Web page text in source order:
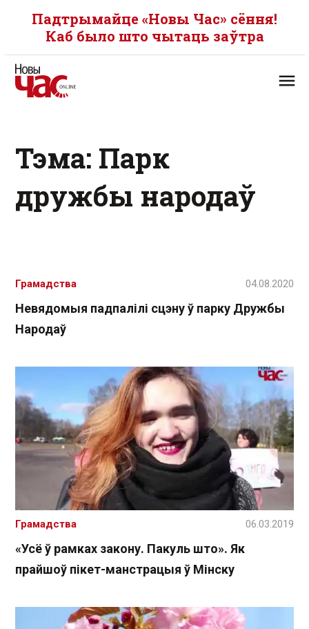
Падтрымайце «Новы Час» сёння!
Каб было што чытаць заўтра
Тэма: Парк
дружбы народаў
Невядомыя падпалілі сцэну ў парку Дружбы
Народаў
Грамадства 04.08.2020
«Усё ў рамках закону. Пакуль што». Як
прайшоў пікет-манстрацыя ў Мінску
Грамадства 06.03.2019